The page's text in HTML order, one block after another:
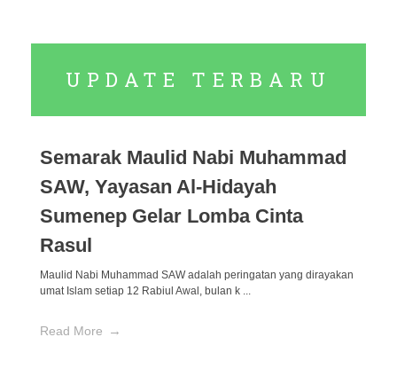
UPDATE TERBARU
Semarak Maulid Nabi Muhammad
SAW, Yayasan Al-Hidayah
Sumenep Gelar Lomba Cinta
Rasul
Maulid Nabi Muhammad SAW adalah peringatan yang dirayakan
umat Islam setiap 12 Rabiul Awal, bulan k ...
Read More